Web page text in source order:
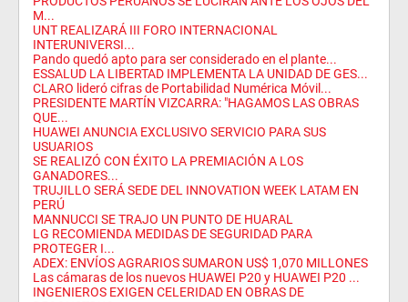
M...
UNT REALIZARÁ III FORO INTERNACIONAL
INTERUNIVERSI...
Pando quedó apto para ser considerado en el plante...
ESSALUD LA LIBERTAD IMPLEMENTA LA UNIDAD DE GES...
CLARO lideró cifras de Portabilidad Numérica Móvil...
PRESIDENTE MARTÍN VIZCARRA: "HAGAMOS LAS OBRAS
QUE...
HUAWEI ANUNCIA EXCLUSIVO SERVICIO PARA SUS
USUARIOS
SE REALIZÓ CON ÉXITO LA PREMIACIÓN A LOS
GANADORES...
TRUJILLO SERÁ SEDE DEL INNOVATION WEEK LATAM EN
PERÚ
MANNUCCI SE TRAJO UN PUNTO DE HUARAL
LG RECOMIENDA MEDIDAS DE SEGURIDAD PARA
PROTEGER I...
ADEX: ENVÍOS AGRARIOS SUMARON US$ 1,070 MILLONES
Las cámaras de los nuevos HUAWEI P20 y HUAWEI P20 ...
INGENIEROS EXIGEN CELERIDAD EN OBRAS DE